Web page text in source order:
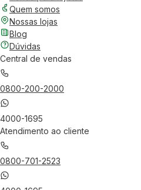
Quem somos
Nossas lojas
Blog
Dúvidas
Central de vendas
0800-200-2000
4000-1695
Atendimento ao cliente
0800-701-2523